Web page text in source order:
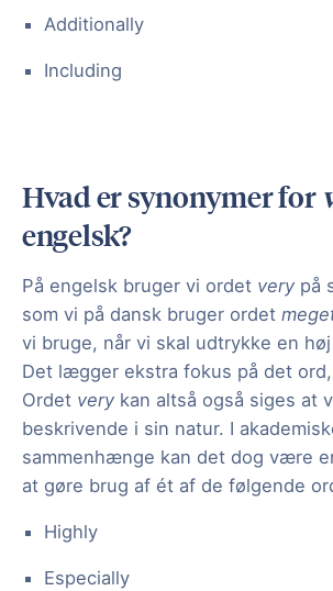
Additionally
Including
Hvad er synonymer for
engelsk?
På engelsk bruger vi ordet verypå
som vi på dansk bruger ordet
vi bruge, når vi skal udtrykke en
Det lægger ekstra fokus på det
Ordet very kan altså også siges at
beskrivende i sin natur. I
sammenhænge kan det dog være
at gøre brug af ét af de følgende
Highly
Especially